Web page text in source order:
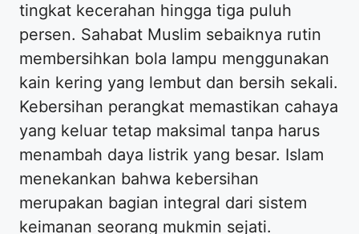
tingkat kecerahan hingga tiga puluh
persen. Sahabat Muslim sebaiknya rutin
membersihkan bola lampu menggunakan
kain kering yang lembut dan bersih sekali.
Kebersihan perangkat memastikan cahaya
yang keluar tetap maksimal tanpa harus
menambah daya listrik yang besar. Islam
menekankan bahwa kebersihan
merupakan bagian integral dari sistem
keimanan seorang mukmin sejati.